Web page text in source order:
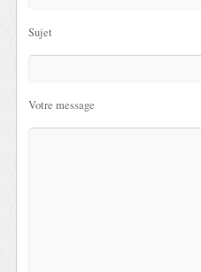
Sujet
Votre message